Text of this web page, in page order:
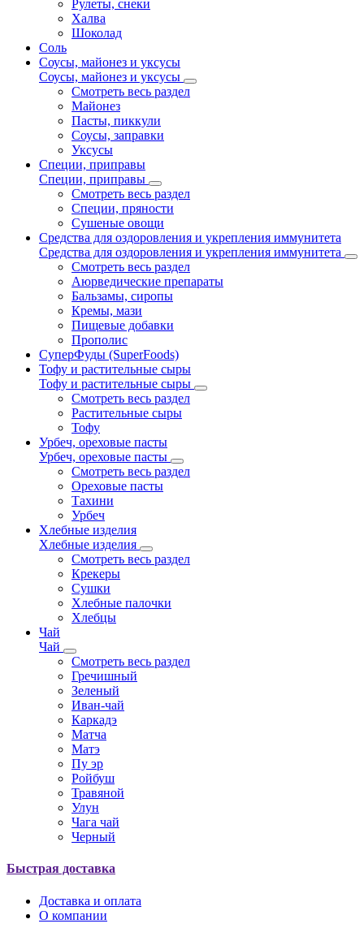
Рулеты, снеки
Халва
Шоколад
Соль
Соусы, майонез и уксусы
Соусы, майонез и уксусы
Смотреть весь раздел
Майонез
Пасты, пиккули
Соусы, заправки
Уксусы
Специи, приправы
Специи, приправы
Смотреть весь раздел
Специи, пряности
Сушеные овощи
Средства для оздоровления и укрепления иммунитета
Средства для оздоровления и укрепления иммунитета
Смотреть весь раздел
Аюрведические препараты
Бальзамы, сиропы
Кремы, мази
Пищевые добавки
Прополис
СуперФуды (SuperFoods)
Тофу и растительные сыры
Тофу и растительные сыры
Смотреть весь раздел
Растительные сыры
Тофу
Урбеч, ореховые пасты
Урбеч, ореховые пасты
Смотреть весь раздел
Ореховые пасты
Тахини
Урбеч
Хлебные изделия
Хлебные изделия
Смотреть весь раздел
Крекеры
Сушки
Хлебные палочки
Хлебцы
Чай
Чай
Смотреть весь раздел
Гречишный
Зеленый
Иван-чай
Каркадэ
Матча
Матэ
Пу эр
Ройбуш
Травяной
Улун
Чага чай
Черный
Быстрая доставка
Доставка и оплата
О компании